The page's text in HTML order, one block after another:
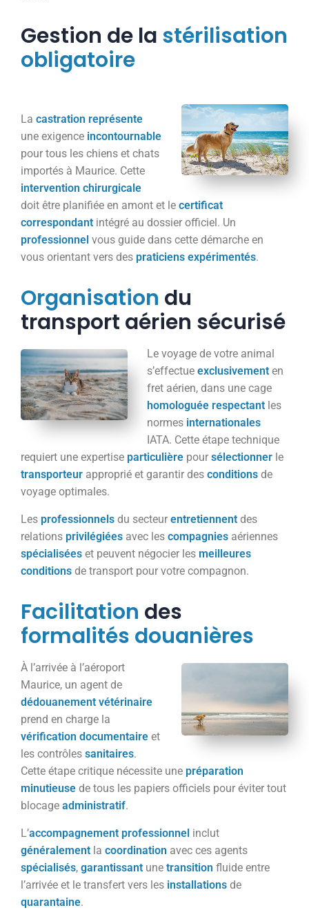
Gestion de la stérilisation
obligatoire
La castration représente
une exigence incontournable
pour tous les chiens et chats
importés à Maurice. Cette
intervention chirurgicale
doit être planifiée en amont et le certificat
correspondant intégré au dossier officiel. Un
professionnel vous guide dans cette démarche en
vous orientant vers des praticiens expérimentés.
Organisation du
transport aérien sécurisé
Le voyage de votre animal
s’effectueexclusivement en
fret aérien, dans une cage
homologuée respectant les
normes internationales
IATA. Cette étape technique
requiert une expertise particulière pour sélectionner le
transporteur approprié et garantir des conditions de
voyage optimales.
Les professionnels du secteur entretiennent des
relations privilégiées avec les compagnies aériennes
spécialisées et peuvent négocier les meilleures
conditions de transport pour votre compagnon.
Facilitation des
formalités douanières
À l’arrivée à l’aéroport
Maurice, un agent de
dédouanement vétérinaire
prend en charge la
vérification documentaire et
les contrôles sanitaires.
Cette étape critique nécessite une préparation
minutieuse de tous les papiers officiels pour éviter tout
blocage administratif.
L’accompagnement professionnel inclut
généralement la coordination avec ces agents
spécialisés, garantissant une transition fluide entre
l’arrivée et le transfert vers les installations de
quarantaine.